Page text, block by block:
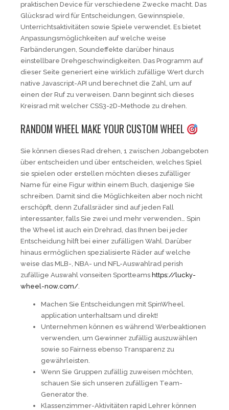
praktischen Device für verschiedene Zwecke macht. Das
Glücksrad wird für Entscheidungen, Gewinnspiele,
Unterrichtsaktivitäten sowie Spiele verwendet. Es bietet
Anpassungsmöglichkeiten auf welche weise
Farbänderungen, Soundeffekte darüber hinaus
einstellbare Drehgeschwindigkeiten. Das Programm auf
dieser Seite generiert eine wirklich zufällige Wert durch
native Javascript-API und berechnet die Zahl, um auf
einen der Ruf zu verweisen. Dann beginnt sich dieses
Kreisrad mit welcher CSS3-2D-Methode zu drehen.
RANDOM WHEEL MAKE YOUR CUSTOM WHEEL
Sie können dieses Rad drehen, 1 zwischen Jobangeboten
über entscheiden und über entscheiden, welches Spiel
sie spielen oder erstellen möchten dieses zufälliger
Name für eine Figur within einem Buch, dasjenige Sie
schreiben. Damit sind die Möglichkeiten aber noch nicht
erschöpft, denn Zufallsräder sind auf jeden Fall
interessanter, falls Sie zwei und mehr verwenden… Spin
the Wheel ist auch ein Drehrad, das Ihnen bei jeder
Entscheidung hilft bei einer zufälligen Wahl. Darüber
hinaus ermöglichen spezialisierte Räder auf welche
weise das MLB-, NBA- und NFL-Auswahlrad perish
zufällige Auswahl vonseiten Sportteams https://lucky-
wheel-now.com/
Machen Sie Entscheidungen mit SpinWheel.
application unterhaltsam und direkt!
Unternehmen können es während Werbeaktionen
verwenden, um Gewinner zufällig auszuwählen
sowie so Fairness ebenso Transparenz zu
gewährleisten.
Wenn Sie Gruppen zufällig zuweisen möchten,
schauen Sie sich unseren zufälligen Team-
Generator the.
Klassenzimmer-Aktivitäten rapid Lehrer können